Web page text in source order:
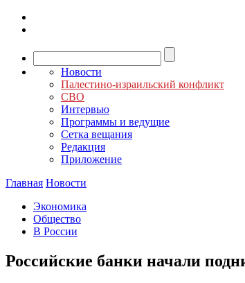
Новости
Палестино-израильский конфликт
СВО
Интервью
Программы и ведущие
Сетка вещания
Редакция
Приложение
Главная Новости
Экономика
Общество
В России
Российские банки начали